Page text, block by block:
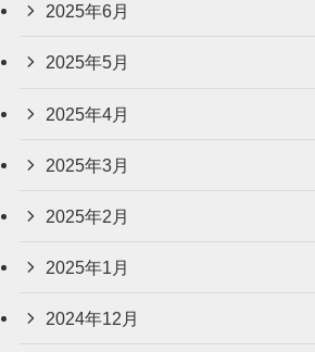
2025年6月
2025年5月
2025年4月
2025年3月
2025年2月
2025年1月
2024年12月